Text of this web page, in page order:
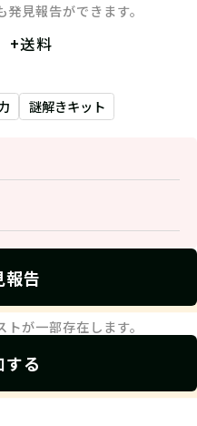
見報告ができます。
+送料
謎解きキット
報告
が一部存在します。
する